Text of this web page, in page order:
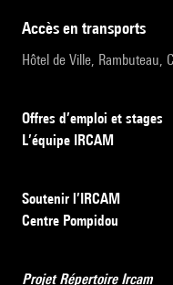
accès en transports
Hôtel de Ville, Rambuteau,
Offres d’emploi et stages
L’équipe IRCAM
Soutenir l’IRCAM
Centre Pompidou
Projet Répertoire Ircam